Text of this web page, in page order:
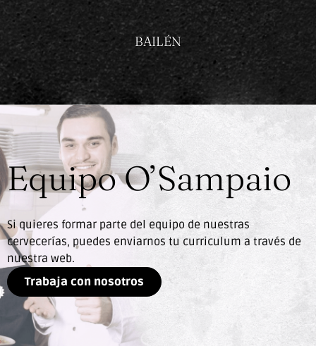
BAILÉN
Equipo O’Sampaio
Si quieres formar parte del equipo de nuestras
cervecerías, puedes enviarnos tu curriculum a través de
nuestra web.
Trabaja con nosotros